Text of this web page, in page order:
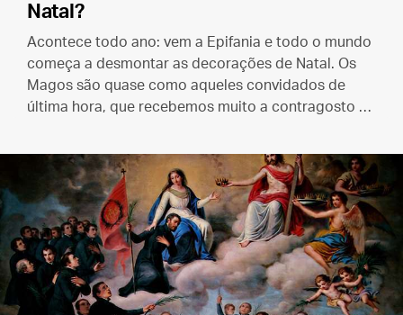
Natal?
Acontece todo ano: vem a Epifania e todo o mundo
começa a desmontar as decorações de Natal. Os
Magos são quase como aqueles convidados de
última hora, que recebemos muito a contragosto e